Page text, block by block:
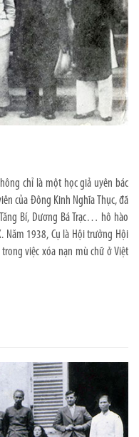
chỉ là một học giả uyên bác
của Đông Kinh Nghĩa Thục, đã
Bí, Dương Bá Trạc… hô hào
Năm 1938, Cụ là Hội trưởng Hội
việc xóa nạn mù chữ ở Việt